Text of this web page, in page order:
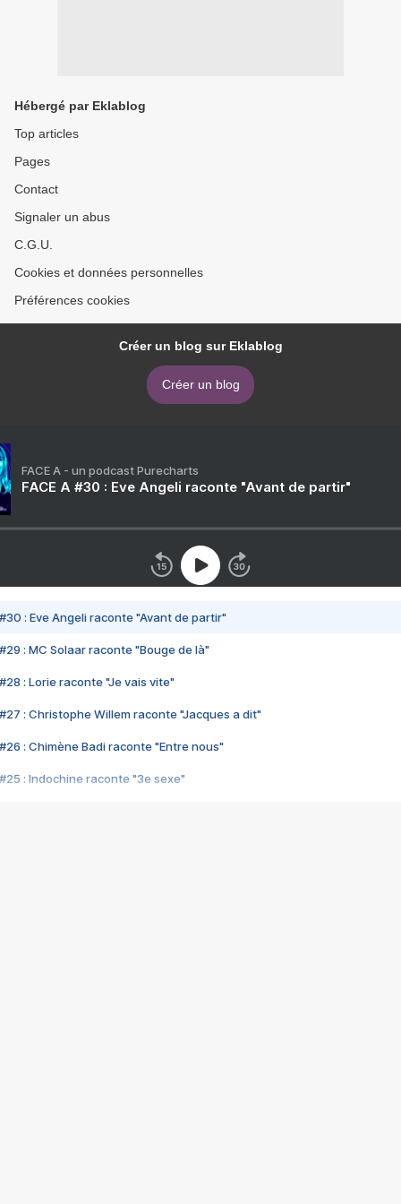
Hébergé par Eklablog
Top articles
Pages
Contact
Signaler un abus
C.G.U.
Cookies et données personnelles
Préférences cookies
Créer un blog sur Eklablog
Créer un blog
FACE A - un podcast Purecharts
FACE A #30 : Eve Angeli raconte "Avant de partir"
#30 : Eve Angeli raconte "Avant de partir"
#29 : MC Solaar raconte "Bouge de là"
#28 : Lorie raconte "Je vais vite"
#27 : Christophe Willem raconte "Jacques a dit"
#26 : Chimène Badi raconte "Entre nous"
#25 : Indochine raconte "3e sexe"